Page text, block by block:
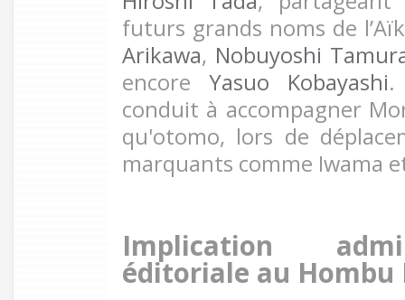
futurs grands noms de
Arikawa, Nobuyoshi
encore Yasuo Kobayashi.
conduit à accompagner
qu'otomo, lors de
marquants comme Iwama
Implication
éditoriale au Hombu